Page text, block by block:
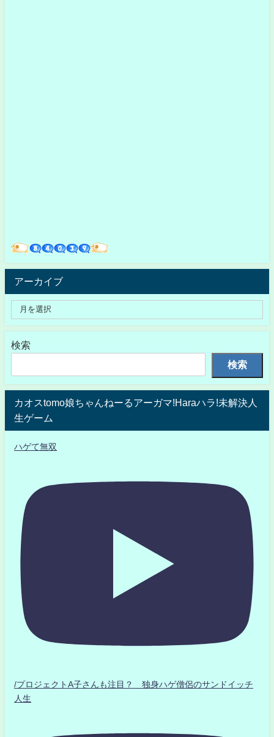
アーカイブ
検索
検索
カオスtomo娘ちゃんねーるアーガマ!Haraハラ!未解決人
生ゲーム
ハゲて無双
/プロジェクトA子さんも注目？ 独身ハゲ僧侶のサンドイッチ
人生